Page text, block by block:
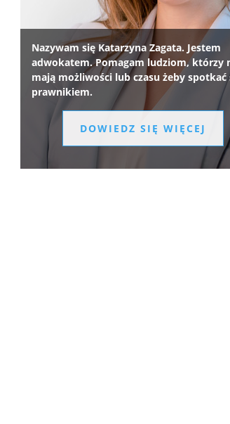
Nazywam się Katarzyna Zagata. Jestem
adwokatem. Pomagam ludziom, którzy
mają możliwości lub czasu żeby spotkać
prawnikiem.
DOWIEDZ SIĘ WIĘCEJ